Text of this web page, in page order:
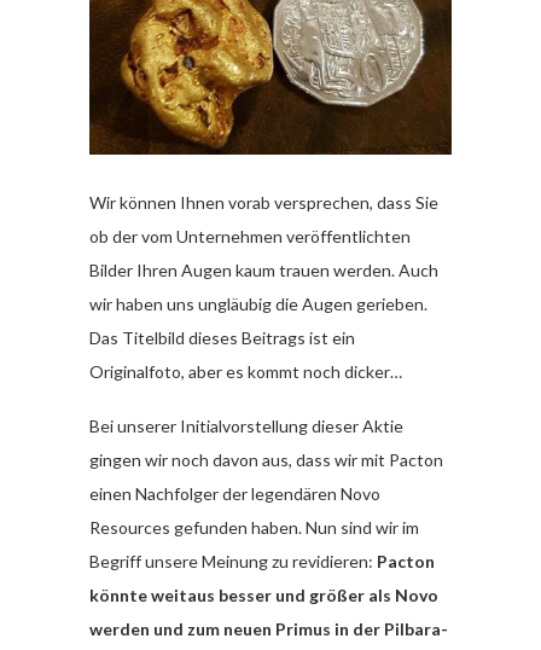
Wir können Ihnen vorab versprechen, dass Sie
ob der vom Unternehmen veröffentlichten
Bilder Ihren Augen kaum trauen werden. Auch
wir haben uns ungläubig die Augen gerieben.
Das Titelbild dieses Beitrags ist ein
Originalfoto, aber es kommt noch dicker…
Bei unserer Initialvorstellung dieser Aktie
gingen wir noch davon aus, dass wir mit Pacton
einen Nachfolger der legendären Novo
Resources gefunden haben. Nun sind wir im
Begriff unsere Meinung zu revidieren: Pacton
könnte weitaus besser und größer als Novo
werden und zum neuen Primus in der Pilbara-